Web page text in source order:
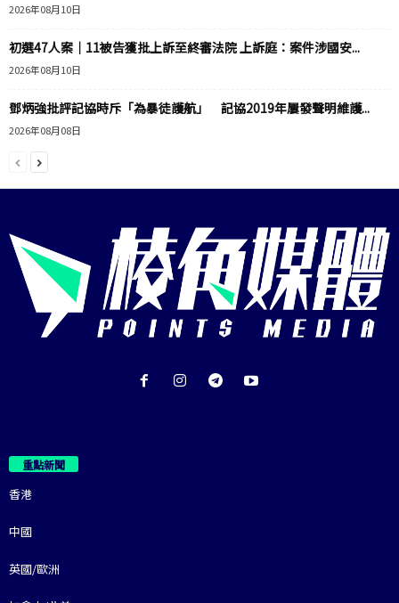
2026年08月10日
初選47人案｜11被告獲批上訴至終審法院 上訴庭：案件涉國安...
2026年08月10日
鄧炳強批評記協時斥「為暴徒護航」 記協2019年屢發聲明維護...
2026年08月08日
重點新聞
香港
中國
英國/歐洲